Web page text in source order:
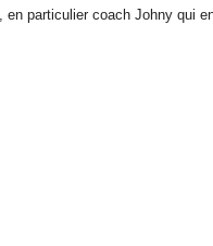
particulier coach Johny qui